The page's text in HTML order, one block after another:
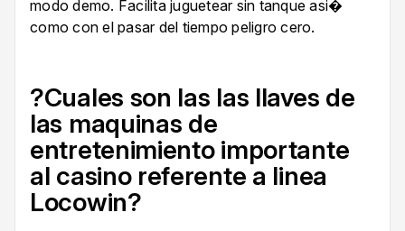
modo demo. Facilita juguetear sin tanque asi�
como con el pasar del tiempo peligro cero.
?Cuales son las las llaves de
las maquinas de
entretenimiento importante
al casino referente a linea
Locowin?